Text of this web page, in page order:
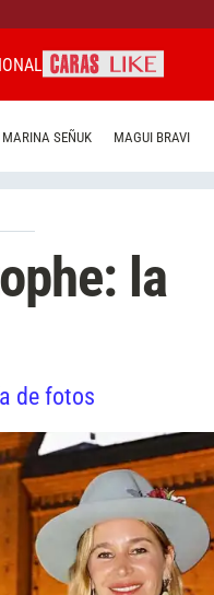
MARINA SEÑUK MAGUI BRAVI
la
de fotos